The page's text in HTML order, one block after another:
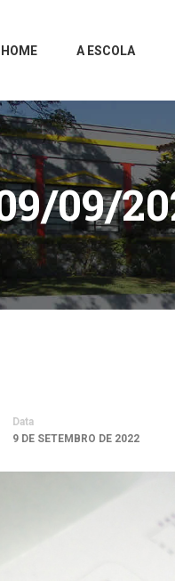
HOME A ESCOLA
09/
Data
9 DE SETEMBRO DE 2022